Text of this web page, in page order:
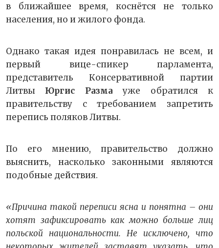
в ближайшее время, коснётся не только
населения, но и жилого фонда.
Однако такая идея понравилась не всем, и
первый вице-спикер парламента,
представитель Консервативной партии
Литвы Юргис Разма уже обратился к
правительству с требованием запретить
перепись поляков Литвы.
По его мнению, правительство должно
выяснить, насколько законными являются
подобные действия.
«Причина такой переписи ясна и понятна – они
хотят зафиксировать как можно больше лиц
польской национальности. Не исключено, что